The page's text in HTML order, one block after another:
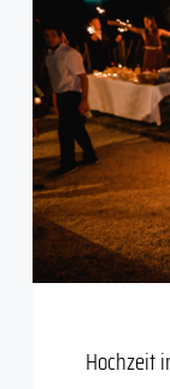
Hochzeit